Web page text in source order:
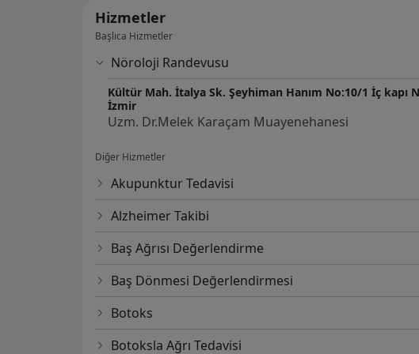
Sağlık Bilimleri Üniversitesi Bozyaka eğitim ve
MezoterapiTedavisi
Eğitimi tamamladım.
TEDAVİ ALANLARI:
Nöroloji Tedavi Alanları
Başağrısı
Gerilim tipi başağrısı
Küme Başağrısı
Diğer kısa süreli başağrıları
Nevraljik başağrısı
Servikojenik başağrısı
Başdönmeleri
Beyin damar hastalıkları
Demans
Hareket bozuklukları
Parkinson Hastalığı
Hizmetler
Başlıca Hizmetler
Nöroloji Randevusu
Kültür Mah. İtalya Sk. Şeyhiman Hanım No:10/1 İç kapı
İzmir
Uzm. Dr.Melek Karaçam Muayenehanesi
Diğer Hizmetler
Akupunktur Tedavisi
Alzheimer Takibi
Baş Ağrısı Değerlendirme
Baş Dönmesi Değerlendirmesi
Botoks
Botoksla Ağrı Tedavisi